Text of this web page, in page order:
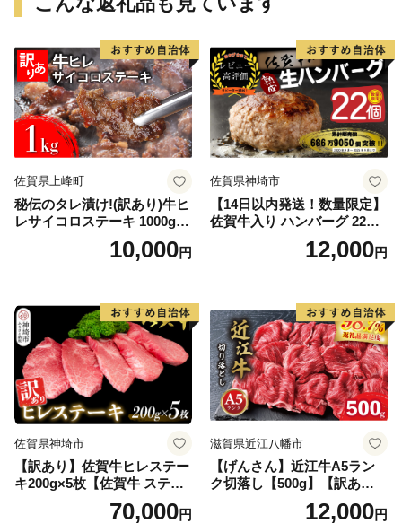
佐賀県上峰町
秘伝のタレ漬け!(訳あり)牛ヒ
レサイコロステーキ 1000g
10,000円
佐賀県神埼市
【14日以内発送！数量限定】
佐賀牛入り ハンバーグ 22個
2.6kg(120g×22個)【佐賀牛
黒毛和牛 ブランド牛 九州 ハ
気】(H083106)
12,000円
佐賀県神埼市
【訳あり】佐賀牛ヒレステー
キ200g×5枚【佐賀牛 ステー
キ ブランド肉 ヒレ肉 フィレ
肉 ジューシー ヘルシー】(H0
70,000円
滋賀県近江八幡市
【げんさん】近江牛A5ラン
ク切落し【500g】【訳あり】
12,000円